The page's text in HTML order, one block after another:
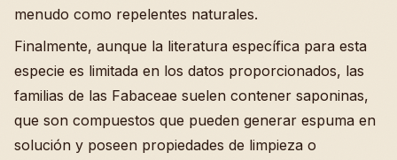
menudo como repelentes naturales.
Finalmente, aunque la literatura específica para esta
especie es limitada en los datos proporcionados, las
familias de las Fabaceae suelen contener saponinas,
que son compuestos que pueden generar espuma en
solución y poseen propiedades de limpieza o